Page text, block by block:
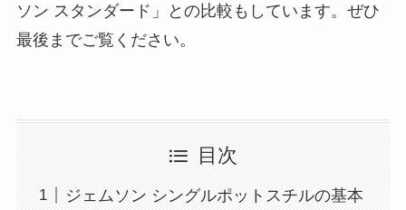
ソン スタンダード」との比較もしています。ぜひ
最後までご覧ください。
目次
ジェムソン シングルポットスチルの基本